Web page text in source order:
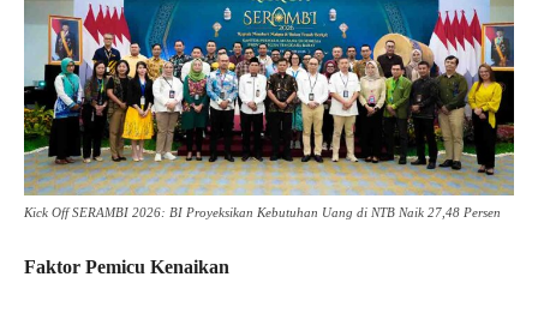
Kick Off SERAMBI 2026: BI Proyeksikan Kebutuhan Uang di NTB Naik 27,48 Persen
Faktor Pemicu Kenaikan